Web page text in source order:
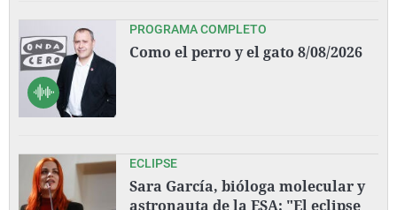
PROGRAMA COMPLETO
Como el perro y el gato 8/08/2026
ECLIPSE
Sara García, bióloga molecular y
astronauta de la ESA: "El eclipse